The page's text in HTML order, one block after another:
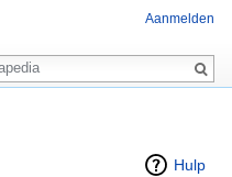
Hulp
Aanmelden